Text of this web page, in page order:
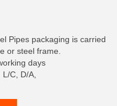
Pipes packaging is carried
or steel frame.
days
C, D/A,